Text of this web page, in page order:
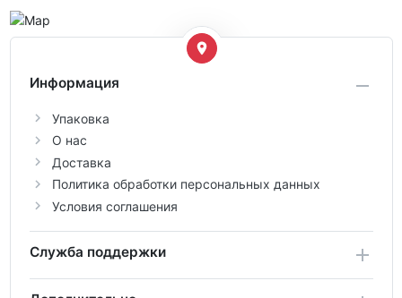
Информация
Упаковка
О нас
Доставка
Политика обработки персональных данных
Условия соглашения
Служба поддержки